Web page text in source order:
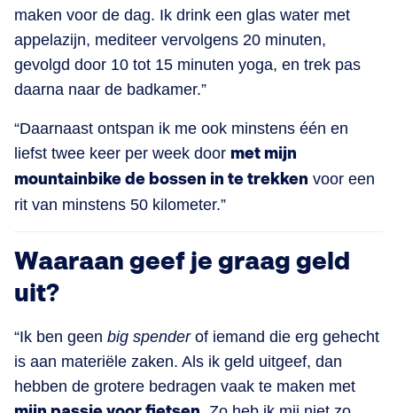
maken voor de dag. Ik drink een glas water met
appelazijn, mediteer vervolgens 20 minuten,
gevolgd door 10 tot 15 minuten yoga, en trek pas
daarna naar de badkamer.”
“Daarnaast ontspan ik me ook minstens één en
liefst twee keer per week door met mijn
mountainbike de bossen in te trekken voor een
rit van minstens 50 kilometer.”
Waaraan geef je graag geld
uit?
“Ik ben geen big spenderof iemand die erg gehecht
is aan materiële zaken. Als ik geld uitgeef, dan
hebben de grotere bedragen vaak te maken met